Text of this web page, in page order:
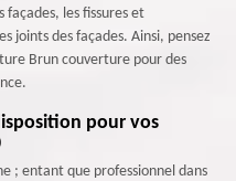
façades, les fissures et
joints des façades. Ainsi, pensez
Brun couverture pour des
pour vos
; entant que professionnel dans